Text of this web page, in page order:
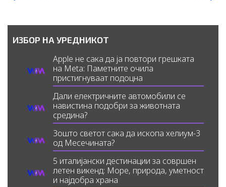
ИЗБОР НА УРЕДНИКОТ
Apple не сака да ја повтори грешката
на Meta: Паметните очила
пристигнуваат подоцна
Дали електричните автомобили се
навистина подобри за животната
средина?
Зошто светот сака да ископа хелиум-3
од Месечината?
5 италијански дестинации за совршен
летен викенд: Море, природа, уметност
и најдобра храна